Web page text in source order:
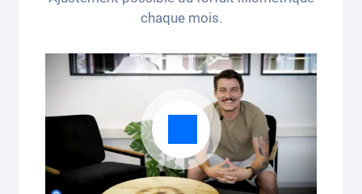
chaque mois.